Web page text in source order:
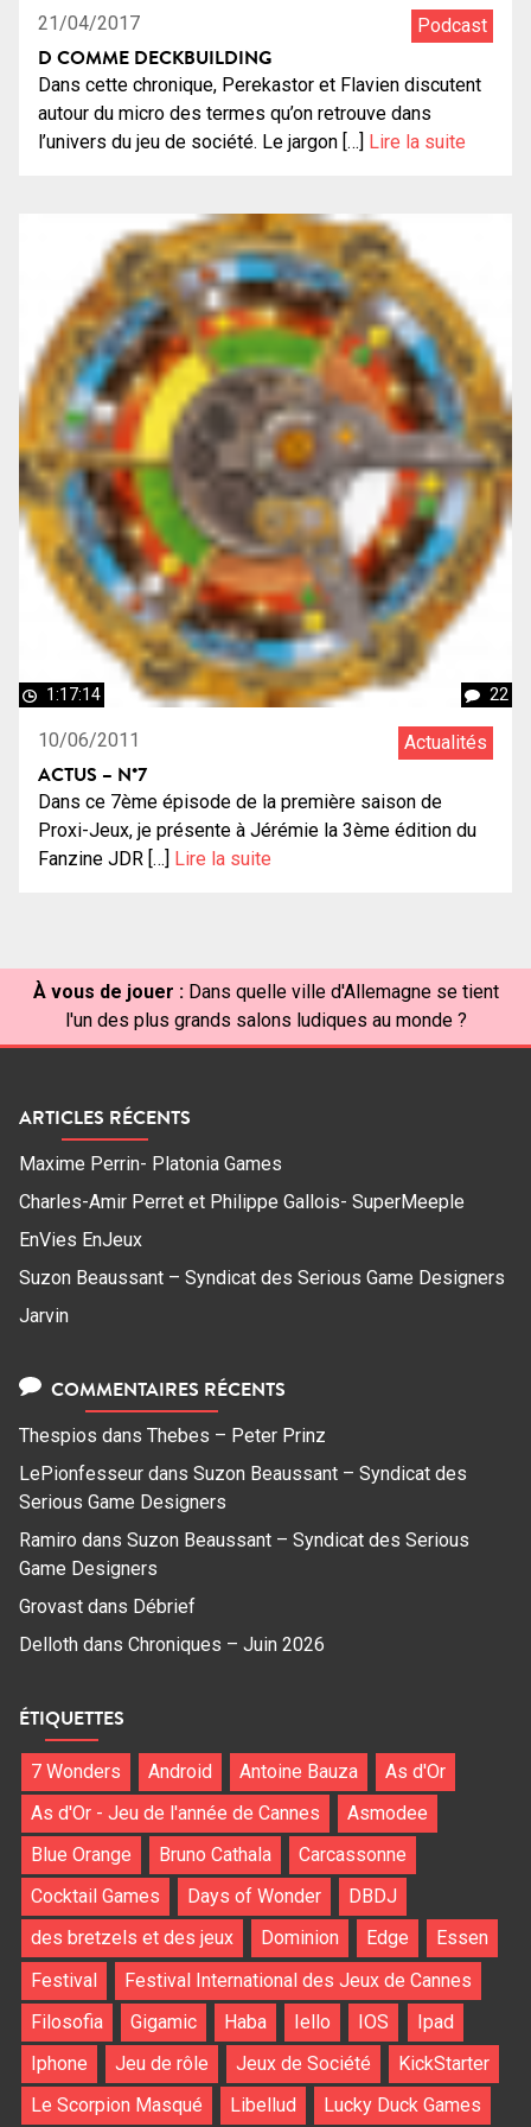
21/04/2017 Podcast
D COMME DECKBUILDING
Dans cette chronique, Perekastor et Flavien discutent
autour du micro des termes qu’on retrouve dans
l’univers du jeu de société. Le jargon […]
Lire la suite
1:17:14 22
10/06/2011 Actualités
ACTUS – N°7
Dans ce 7ème épisode de la première saison de
Proxi-Jeux, je présente à Jérémie la 3ème édition du
Fanzine JDR […]
Lire la suite
À vous de jouer : Dans quelle ville d'Allemagne se tient
l'un des plus grands salons ludiques au monde ?
ARTICLES RÉCENTS
Maxime Perrin- Platonia Games
Charles-Amir Perret et Philippe Gallois- SuperMeeple
EnVies EnJeux
Suzon Beaussant – Syndicat des Serious Game Designers
Jarvin
COMMENTAIRES RÉCENTS
Thespios dans Thebes – Peter Prinz
LePionfesseur dans Suzon Beaussant – Syndicat des
Serious Game Designers
Ramiro dans Suzon Beaussant – Syndicat des Serious
Game Designers
Grovast dans Débrief
Delloth dans Chroniques – Juin 2026
ÉTIQUETTES
7 Wonders Android Antoine Bauza
As d'Or
As d'Or - Jeu de l'année de Cannes
Asmodee
Blue Orange
Bruno Cathala
Carcassonne
Cocktail Games
Days of Wonder
DBDJ
des bretzels et des jeux
Dominion Edge
Essen
Festival
Festival International des Jeux de Cannes
Filosofia
Gigamic Haba Iello IOS
Ipad
Iphone
Jeu de rôle Jeux de Société
KickStarter
Le Scorpion Masqué
Libellud Lucky Duck Games